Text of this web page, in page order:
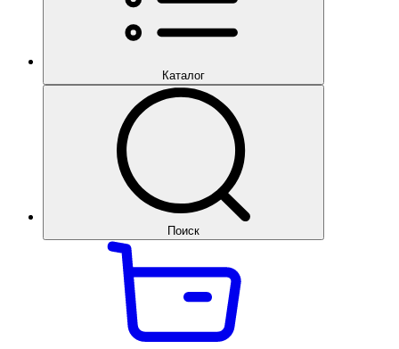
Каталог
Поиск